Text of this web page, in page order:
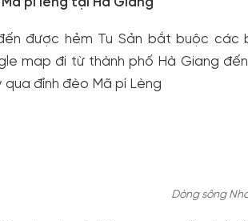
được hẻm Tu Sản bắt buộc các
map đi từ thành phố Hà Giang
qua đỉnh đèo Mã pí Lèng
Dòng sông